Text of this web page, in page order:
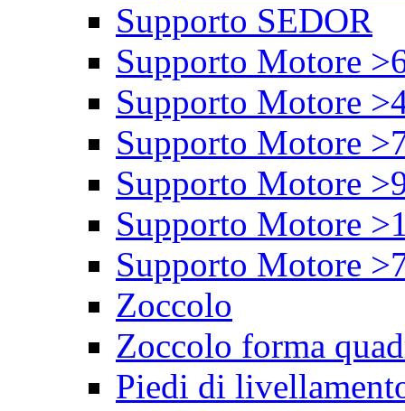
Supporto SEDOR
Supporto Motore
Supporto Motore
Supporto Motore
Supporto Motore
Supporto Motore
Supporto Motore
Zoccolo
Zoccolo forma
Piedi di